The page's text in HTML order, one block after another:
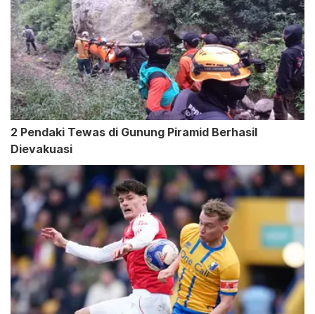
2 Pendaki Tewas di Gunung Piramid Berhasil
Dievakuasi